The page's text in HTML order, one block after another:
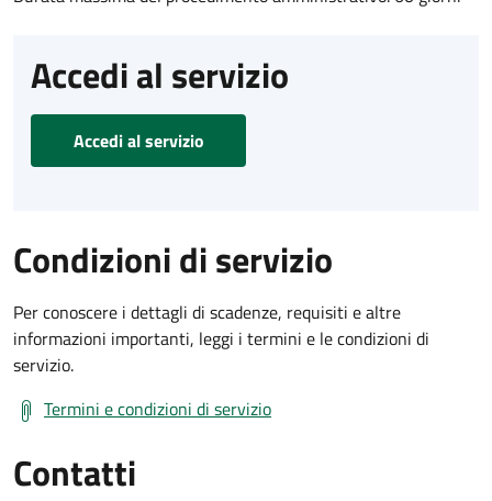
Accedi al servizio
Accedi al servizio
Condizioni di servizio
Per conoscere i dettagli di scadenze, requisiti e altre
informazioni importanti, leggi i termini e le condizioni di
servizio.
Termini e condizioni di servizio
Contatti